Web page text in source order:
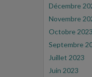
Décembre
Novembre
Octobre 2023
Septembre
Juillet 2023
Juin 2023